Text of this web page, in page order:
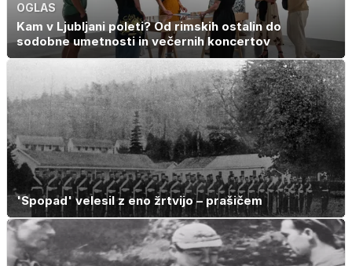
OGLAS
Kam v Ljubljani poleti? Od rimskih ostalin do
sodobne umetnosti in večernih koncertov
'Spopad' velesil z eno žrtvijo – prašičem